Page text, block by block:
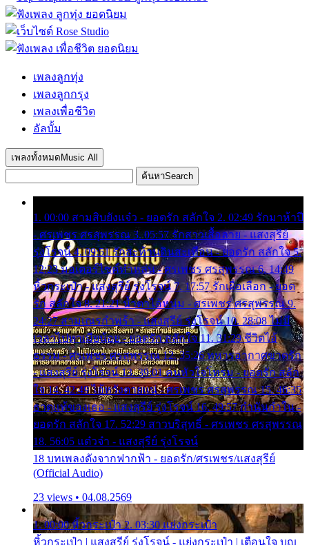
เพลงลูกทุ่ง
เพลงลูกกรุง
เพลงเพื่อชีวิต
อัลบั้ม
เพลงทั้งหมด Music All
ค้นหาSearch
1. 00:00 สามสิบยังแจ๋ว - ยอดรัก สลักใจ 2. 02:49 รักมาห้าปี
- ศรเพชร ศรสุพรรณ 3. 05:57 รักสาวเสื้อลาย - แสงสุรีย์
รุ่งโรจน์ 4. 09:51 รักสะท้านดินสะเทือน - ยอดรัก สลักใจ 5.
12:23 มอเตอร์ไซค์ทำหล่น - ศรเพชร ศรสุพรรณ 6. 14:49
หิ้วกระเป๋า - แสงสุรีย์ รุ่งโรจน์ 7. 17:57 รักเผื่อเลือก - ยอด
รัก สลักใจ 8. 21:21 น้ำตาไอ้หนุ่ม - ศรเพชร ศรสุพรรณ 9.
24:27 สามเณรกำพร้า - แสงสุรีย์ รุ่งโรจน์ 10. 28:08 ไม่มี
เวลาไปหาเมียน้อย - ยอดรัก สลักใจ 11. 31:29 ชีวิตไอ้
ธรรม - ศรเพชร ศรสุพรรณ 12. 35:26 ทหารอากาศขาดรัก
- แสงสุรีย์ รุ่งโรจน์ 13. 39:01 คนหัวใจโทรม - ยอดรัก สลัก
ใจ 14. 42:49 ไอ้หวังตายแน่ - ศรเพชร ศรสุพรรณ 15. 46:35
ธาตุแท้ของเธอ - แสงสุรีย์ รุ่งโรจน์ 16. 49:57 กำนันกำใน -
ยอดรัก สลักใจ 17. 52:29 สาวบริสุทธิ์ - ศรเพชร ศรสุพรรณ
18. 56:05 แต๋วจ๋า - แสงสุรีย์ รุ่งโรจน์
18 บทเพลงดังจากฟากฟ้า - ยอดรัก/ศรเพชร/แสงสุรีย์
(Official Audio)
23 views • 04.08.2569
1. 00:00 หิ้วกระเป๋า 2. 03:30 แย่งกระเป๋า
หิ้วกระเป๋า | แสงสุรีย์ รุ่งโรจน์ - แย่งกระเป๋า | เตือนใจ บุญ